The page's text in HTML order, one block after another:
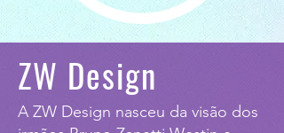
ZW Design
A ZW Design nasceu da visão dos